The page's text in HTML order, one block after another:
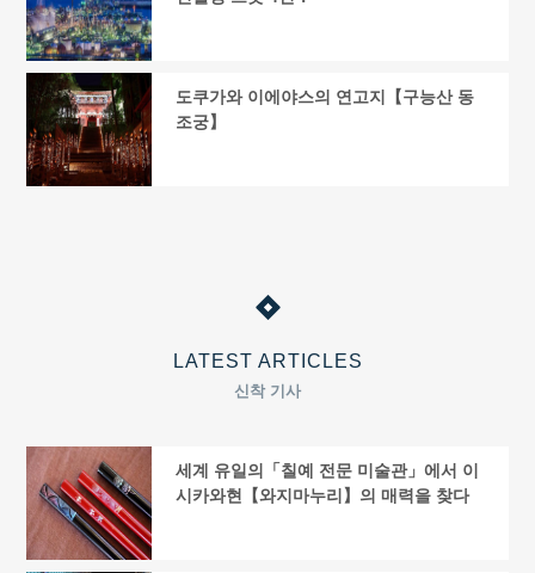
도쿠가와 이에야스의 연고지【구능산 동
조궁】
LATEST ARTICLES
신착 기사
세계 유일의「칠예 전문 미술관」에서 이
시카와현【와지마누리】의 매력을 찾다